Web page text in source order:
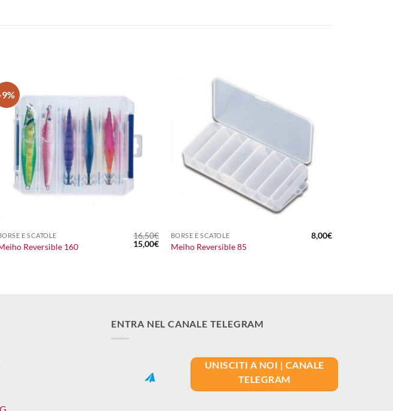
E SCATOLE
Reversible 160
16,50€
Il
prezzo
15,00€Il
prezzo
BORSE E SCATOLE
Meiho Reversible 85
8,00€
ENTRA NEL CANALE TELEGRAM
UNISCITI A NOI | CANALE
TELEGRAM